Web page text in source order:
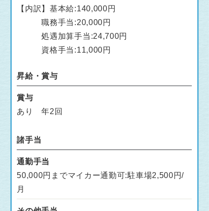
【内訳】基本給:140,000円
職務手当:20,000円
処遇加算手当:24,700円
資格手当:11,000円
昇給・賞与
賞与
あり 年2回
諸手当
通勤手当
50,000円までマイカー通勤可:駐車場2,500円/
月